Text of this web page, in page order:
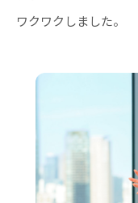
ワクワクしました。